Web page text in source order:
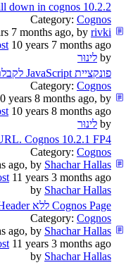
down in cognos 10.2.2
Category: Cognos
7 months ago, by rivki
10 years 7 months ago
by לינוּר
פונקציית JavaScript לקבלת כל הפרמטרים וערכיהם.
Category: Cognos
years 8 months ago, by
10 years 8 months ago
by לינוּר
Cognos 10.2.1 FP4
Category: Cognos
ago, by Shachar Hallas
11 years 3 months ago
by Shachar Hallas
Cognos Page ללא Header
Category: Cognos
ago, by Shachar Hallas
11 years 3 months ago
by Shachar Hallas